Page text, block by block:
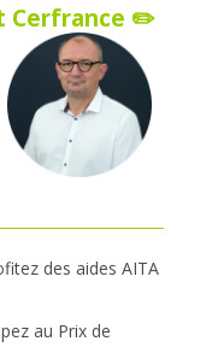
Cerfrance ✏️
des aides AITA
au Prix de